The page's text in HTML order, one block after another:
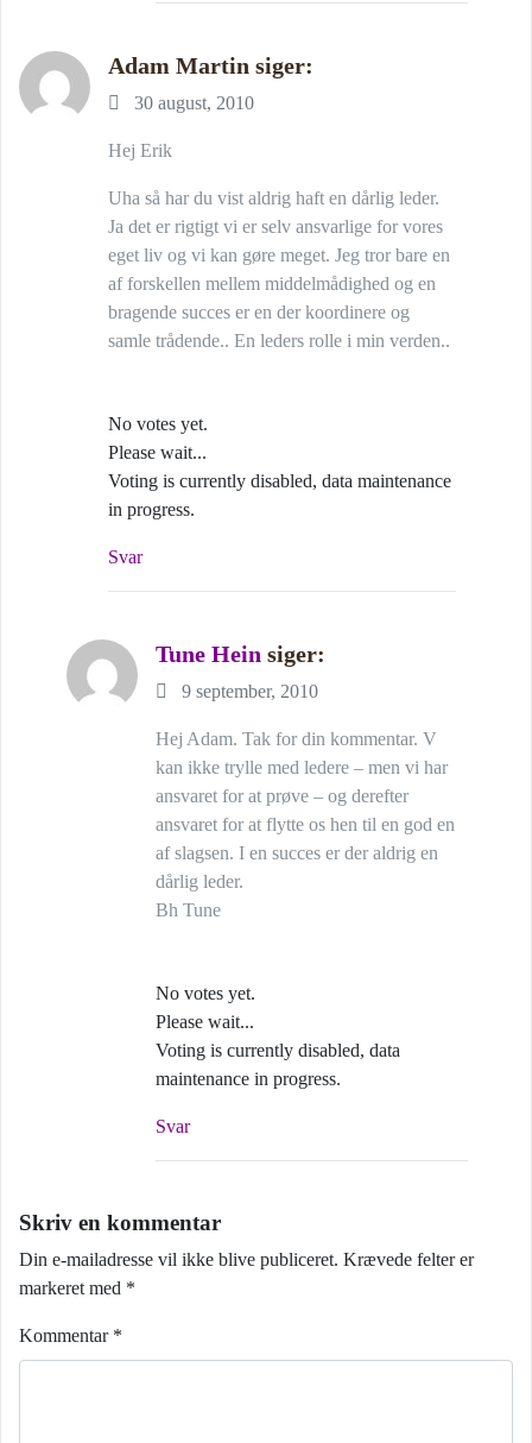
Adam Martin siger:
30 august, 2010
Hej Erik
Uha så har du vist aldrig haft en dårlig leder.
Ja det er rigtigt vi er selv ansvarlige for vores
eget liv og vi kan gøre meget. Jeg tror bare en
af forskellen mellem middelmådighed og en
bragende succes er en der koordinere og
samle trådende.. En leders rolle i min verden..
No votes yet.
Please wait...
Voting is currently disabled, data maintenance
in progress.
Svar
Tune Hein siger:
9 september, 2010
Hej Adam. Tak for din kommentar. V
kan ikke trylle med ledere – men vi har
ansvaret for at prøve – og derefter
ansvaret for at flytte os hen til en god en
af slagsen. I en succes er der aldrig en
dårlig leder.
Bh Tune
No votes yet.
Please wait...
Voting is currently disabled, data
maintenance in progress.
Svar
Skriv en kommentar
Din e-mailadresse vil ikke blive publiceret. Krævede felter er
markeret med *
Kommentar *